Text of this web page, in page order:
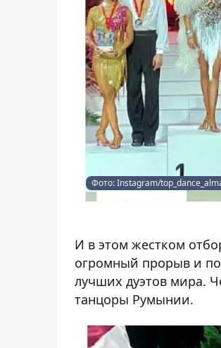
Фото: Instagram/
И в этом жестком
огромный прорыв и
лучших дуэтов мира.
танцоры Румынии.